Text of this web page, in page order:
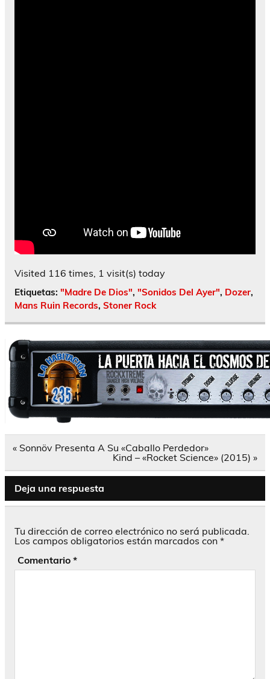
Visited 116 times, 1 visit(s) today
Etiquetas: "Madre De Dios", "Sonidos Del Ayer", Dozer,
Mans Ruin Records, Stoner Rock
Navegación
« Sonnöv Presenta A Su «Caballo Perdedor»
Kind – «Rocket Science» (2015) »
Deja una respuesta
Tu dirección de correo electrónico no será publicada.
Los campos obligatorios están marcados con *
Comentario *